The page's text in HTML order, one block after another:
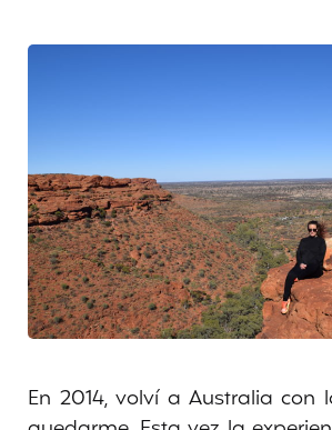
En 2014, volví a Australia con